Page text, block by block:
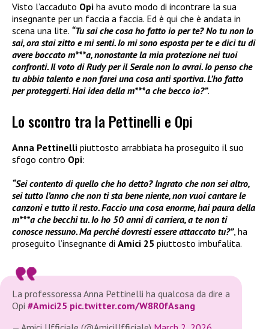
Visto l’accaduto Opi ha avuto modo di incontrare la sua
insegnante per un faccia a faccia. Ed è qui che è andata in
scena una lite. “Tu sai che cosa ho fatto io per te? No tu non lo
sai, ora stai zitto e mi senti. Io mi sono esposta per te e dici tu di
avere boccato m***a, nonostante la mia protezione nei tuoi
confronti. Il voto di Rudy per il Serale non lo avrai. Io penso che
tu abbia talento e non farei una cosa anti sportiva. L’ho fatto
per proteggerti. Hai idea della m***a che becco io?”.
Lo scontro tra la Pettinelli e Opi
Anna Pettinelli piuttosto arrabbiata ha proseguito il suo
sfogo contro Opi:
“Sei contento di quello che ho detto? Ingrato che non sei altro,
sei tutto l’anno che non ti sta bene niente, non vuoi cantare le
canzoni e tutto il resto. Faccio una cosa enorme, hai paura della
m***a che becchi tu. Io ho 50 anni di carriera, a te non ti
conosce nessuno. Ma perché dovresti essere attaccato tu?”, ha
proseguito l’insegnante di Amici 25 piuttosto imbufalita.
La professoressa Anna Pettinelli ha qualcosa da dire a
Opi #Amici25 pic.twitter.com/W8R0fAsang